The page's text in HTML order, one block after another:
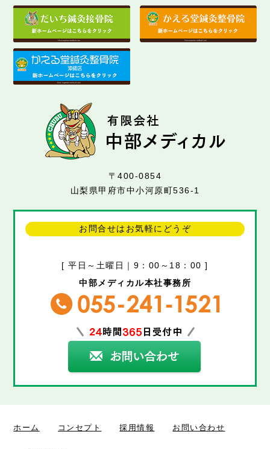
〒400-0854
山梨県甲府市中小河原町536-1
お問合せはお気軽にどうぞ
[ 平日～土曜日｜9：00～18：00 ]
中部メディカル本社事務所
ホーム コンセプト 採用情報 お問い合わせ